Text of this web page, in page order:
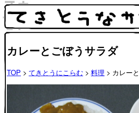
カレーとごぼうサラダ
TOP > てきとうにこらむ > 料理 > カレー